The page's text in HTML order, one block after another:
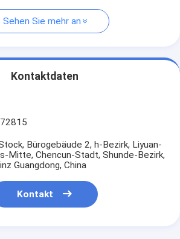
Sehen Sie mehr an
Kontaktdaten
Bürogebäude 2, h-Bezirk, Liyuan-
Mitte, Chencun-Stadt, Shunde-Bezirk,
Guangdong, China
Kontakt